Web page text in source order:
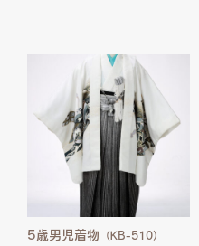
5歳男児着物 （KB-510）